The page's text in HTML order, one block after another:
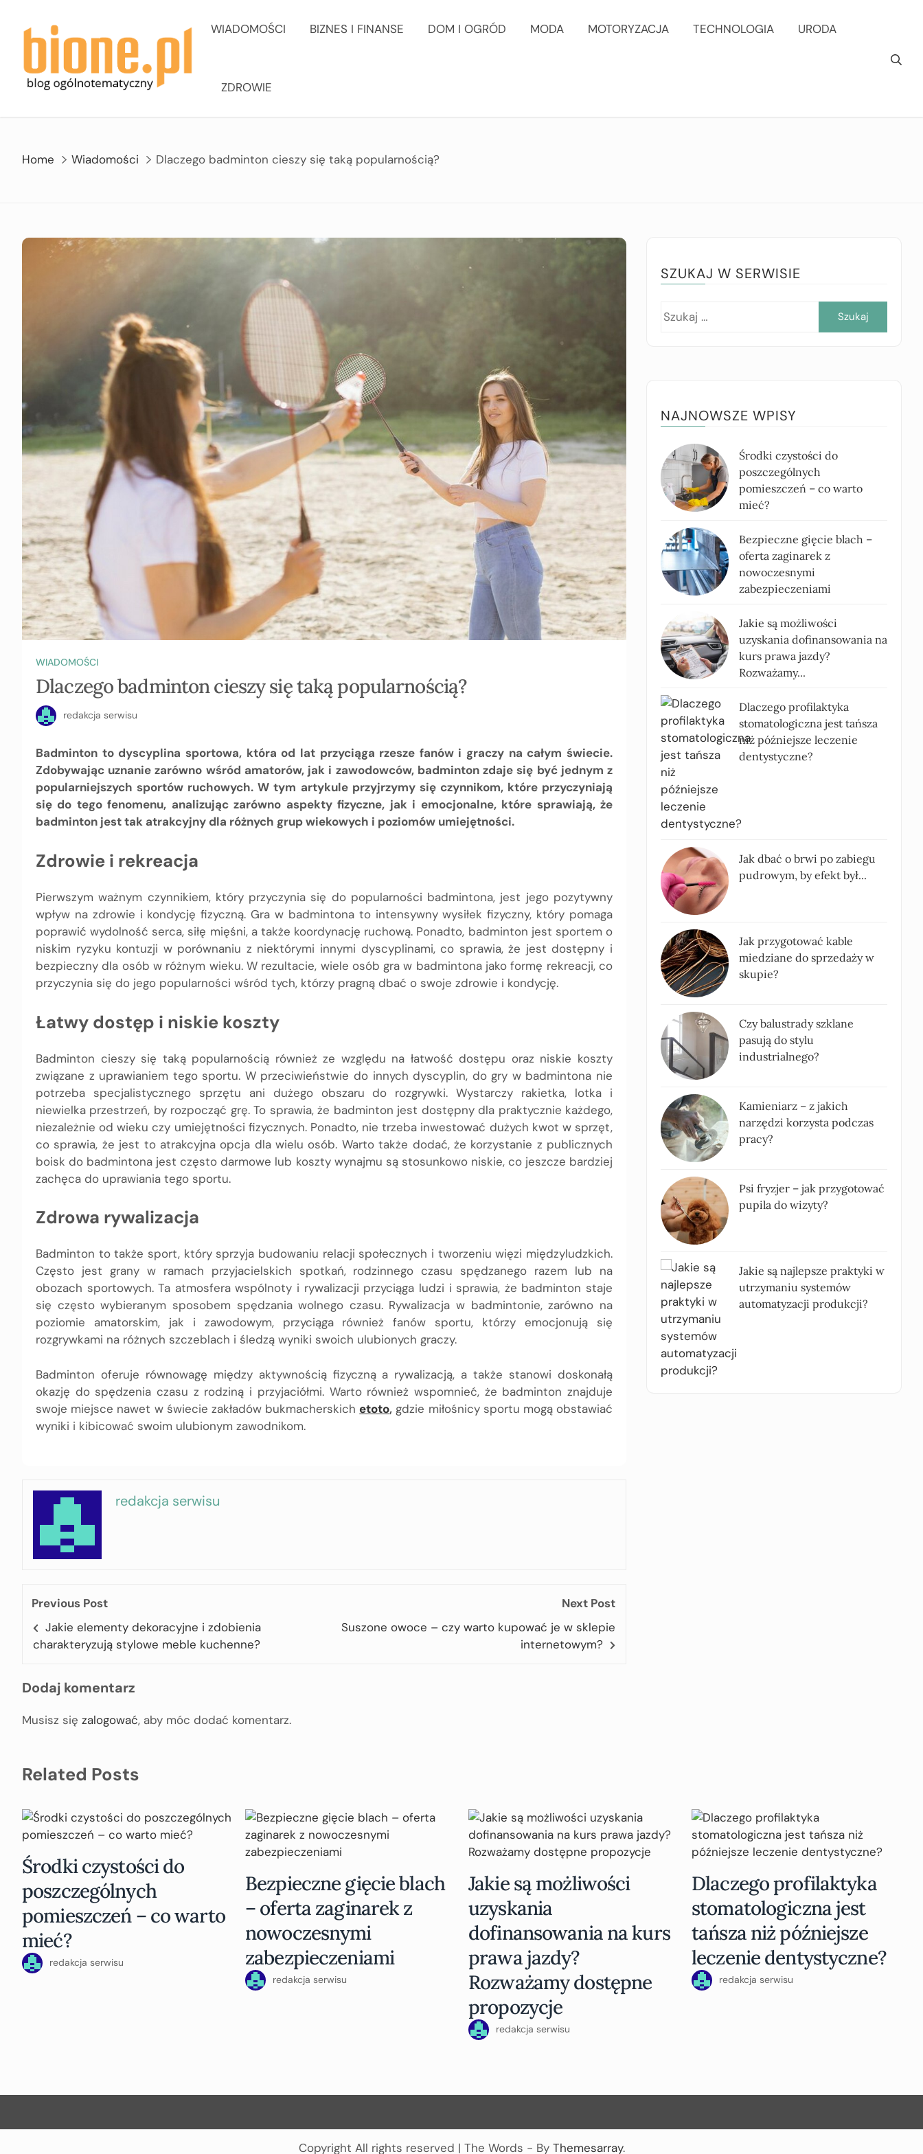
content
WIADOMOŚCI BIZNES I FINANSE DOM I OGRÓD MODA MOTORYZACJA TECHNOLOGIA URODA
ZDROWIE
Home Wiadomości Dlaczego badminton cieszy się taką popularnością?
WIADOMOŚCI
Dlaczego badminton cieszy się taką popularnością?
redakcja serwisu
Badminton to dyscyplina sportowa, która od lat przyciąga rzesze fanów i graczy na całym świecie.
Zdobywając uznanie zarówno wśród amatorów, jak i zawodowców, badminton zdaje się być jednym z
popularniejszych sportów ruchowych. W tym artykule przyjrzymy się czynnikom, które przyczyniają
się do tego fenomenu, analizując zarówno aspekty fizyczne, jak i emocjonalne, które sprawiają, że
badminton jest tak atrakcyjny dla różnych grup wiekowych i poziomów umiejętności.
Zdrowie i rekreacja
Pierwszym ważnym czynnikiem, który przyczynia się do popularności badmintona, jest jego pozytywny
wpływ na zdrowie i kondycję fizyczną. Gra w badmintona to intensywny wysiłek fizyczny, który pomaga
poprawić wydolność serca, siłę mięśni, a także koordynację ruchową. Ponadto, badminton jest sportem o
niskim ryzyku kontuzji w porównaniu z niektórymi innymi dyscyplinami, co sprawia, że jest dostępny i
bezpieczny dla osób w różnym wieku. W rezultacie, wiele osób gra w badmintona jako formę rekreacji, co
przyczynia się do jego popularności wśród tych, którzy pragną dbać o swoje zdrowie i kondycję.
Łatwy dostęp i niskie koszty
Badminton cieszy się taką popularnością również ze względu na łatwość dostępu oraz niskie koszty
związane z uprawianiem tego sportu. W przeciwieństwie do innych dyscyplin, do gry w badmintona nie
potrzeba specjalistycznego sprzętu ani dużego obszaru do rozgrywki. Wystarczy rakietka, lotka i
niewielka przestrzeń, by rozpocząć grę. To sprawia, że badminton jest dostępny dla praktycznie każdego,
niezależnie od wieku czy umiejętności fizycznych. Ponadto, nie trzeba inwestować dużych kwot w sprzęt,
co sprawia, że jest to atrakcyjna opcja dla wielu osób. Warto także dodać, że korzystanie z publicznych
boisk do badmintona jest często darmowe lub koszty wynajmu są stosunkowo niskie, co jeszcze bardziej
zachęca do uprawiania tego sportu.
Zdrowa rywalizacja
Badminton to także sport, który sprzyja budowaniu relacji społecznych i tworzeniu więzi międzyludzkich.
Często jest grany w ramach przyjacielskich spotkań, rodzinnego czasu spędzanego razem lub na
obozach sportowych. Ta atmosfera wspólnoty i rywalizacji przyciąga ludzi i sprawia, że badminton staje
się często wybieranym sposobem spędzania wolnego czasu. Rywalizacja w badmintonie, zarówno na
poziomie amatorskim, jak i zawodowym, przyciąga również fanów sportu, którzy emocjonują się
rozgrywkami na różnych szczeblach i śledzą wyniki swoich ulubionych graczy.
Badminton oferuje równowagę między aktywnością fizyczną a rywalizacją, a także stanowi doskonałą
okazję do spędzenia czasu z rodziną i przyjaciółmi. Warto również wspomnieć, że badminton znajduje
swoje miejsce nawet w świecie zakładów bukmacherskich etoto, gdzie miłośnicy sportu mogą obstawiać
wyniki i kibicować swoim ulubionym zawodnikom.
redakcja serwisu
Previous Post
Jakie elementy dekoracyjne i zdobienia
charakteryzują stylowe meble kuchenne?
Next Post
Suszone owoce – czy warto kupować je w sklepie
internetowym?
Dodaj komentarz
Musisz się zalogować, aby móc dodać komentarz.
SZUKAJ W SERWISIE
NAJNOWSZE WPISY
Środki czystości do
poszczególnych
pomieszczeń – co warto
mieć?
Bezpieczne gięcie blach –
oferta zaginarek z
nowoczesnymi
zabezpieczeniami
Jakie są możliwości
uzyskania dofinansowania na
kurs prawa jazdy?
Rozważamy...
Dlaczego profilaktyka
stomatologiczna jest tańsza
niż późniejsze leczenie
dentystyczne?
Jak dbać o brwi po zabiegu
pudrowym, by efekt był...
Jak przygotować kable
miedziane do sprzedaży w
skupie?
Czy balustrady szklane
pasują do stylu
industrialnego?
Kamieniarz – z jakich
narzędzi korzysta podczas
pracy?
Psi fryzjer – jak przygotować
pupila do wizyty?
Jakie są najlepsze praktyki w
utrzymaniu systemów
automatyzacji produkcji?
Related Posts
Środki czystości do
poszczególnych
pomieszczeń – co warto
mieć?
redakcja serwisu
Bezpieczne gięcie blach
– oferta zaginarek z
nowoczesnymi
zabezpieczeniami
redakcja serwisu
Jakie są możliwości
uzyskania
dofinansowania na kurs
prawa jazdy?
Rozważamy dostępne
propozycje
redakcja serwisu
Dlaczego profilaktyka
stomatologiczna jest
tańsza niż późniejsze
leczenie dentystyczne?
redakcja serwisu
Copyright All rights reserved | The Words - By Themesarray.